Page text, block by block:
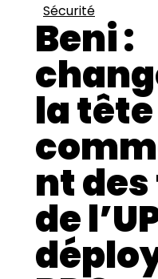
Sécurité
Beni :
la
nt
de